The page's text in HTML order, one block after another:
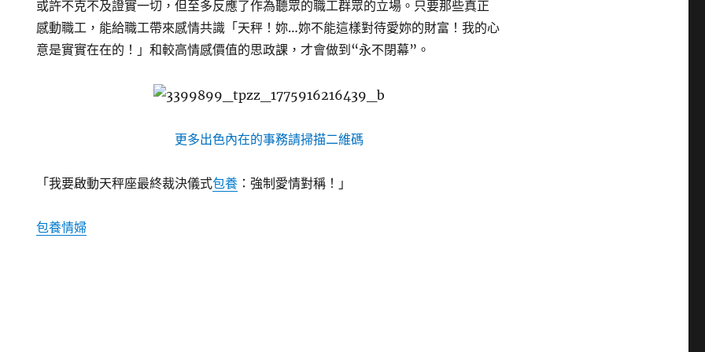
或許不克不及證實一切，但至多反應了作為聽眾的職工群眾的立場。只要那些真正
感動職工，能給職工帶來感情共識「天秤！妳…妳不能這樣對待愛妳的財富！我的心
意是實實在在的！」和較高情感價值的思政課，才會做到“永不閉幕”。
更多出色內在的事務請掃描二維碼
「我要啟動天秤座最終裁決儀式包養 ：強制愛情對稱！」
包養情婦